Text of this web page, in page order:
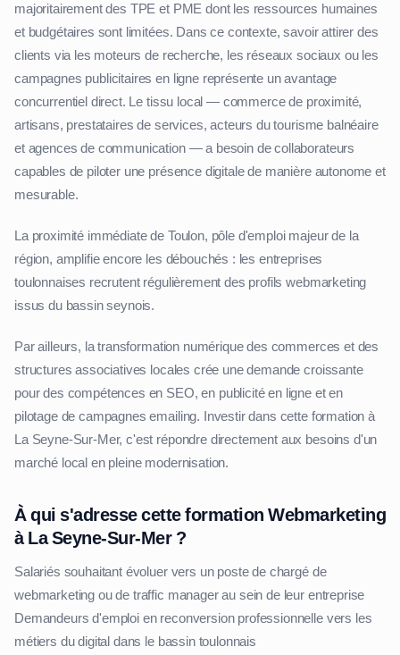
majoritairement des TPE et PME dont les ressources humaines
et budgétaires sont limitées. Dans ce contexte, savoir attirer des
clients via les moteurs de recherche, les réseaux sociaux ou les
campagnes publicitaires en ligne représente un avantage
concurrentiel direct. Le tissu local — commerce de proximité,
artisans, prestataires de services, acteurs du tourisme balnéaire
et agences de communication — a besoin de collaborateurs
capables de piloter une présence digitale de manière autonome et
mesurable.
La proximité immédiate de Toulon, pôle d'emploi majeur de la
région, amplifie encore les débouchés : les entreprises
toulonnaises recrutent régulièrement des profils webmarketing
issus du bassin seynois.
Par ailleurs, la transformation numérique des commerces et des
structures associatives locales crée une demande croissante
pour des compétences en SEO, en publicité en ligne et en
pilotage de campagnes emailing. Investir dans cette formation à
La Seyne-Sur-Mer, c'est répondre directement aux besoins d'un
marché local en pleine modernisation.
À qui s'adresse cette formation Webmarketing
à La Seyne-Sur-Mer ?
Salariés souhaitant évoluer vers un poste de chargé de
webmarketing ou de traffic manager au sein de leur entreprise
Demandeurs d'emploi en reconversion professionnelle vers les
métiers du digital dans le bassin toulonnais